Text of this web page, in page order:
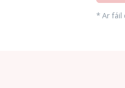
* Ar fáil